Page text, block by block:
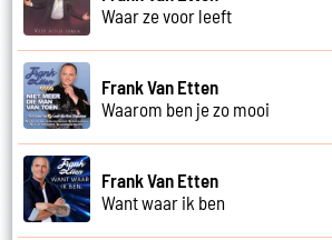
Waar ze voor leeft
Frank Van Etten
Waarom ben je zo mooi
Frank Van Etten
Want waar ik ben